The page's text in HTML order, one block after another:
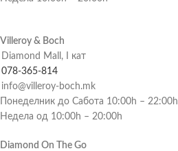
Villeroy & Boch
Diamond Mall, I кат
078-365-814
info@villeroy-boch.mk
Понеделник до Сабота 10:00h – 22:00h
Недела од 10:00h – 20:00h
Diamond On The Go